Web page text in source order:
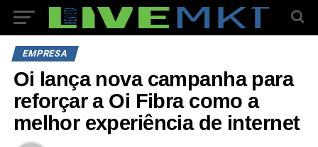
EMPRESA
Oi lança nova campanha para
reforçar a Oi Fibra como a
melhor experiência de internet